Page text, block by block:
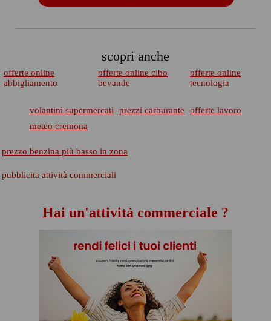
scopri anche
offerte online
abbigliamento
offerte online cibo
bevande
offerte online
tecnologia
volantini supermercati prezzi carburante
offerte lavoro
meteo cremona
prezzo benzina più basso in zona
pubblicita attività commerciali
Hai un'attività commerciale ?